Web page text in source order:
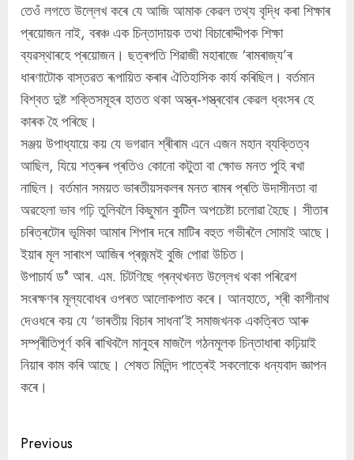
তেওঁ লগতে উল্লেখ কৰে যে আজি আমাক কেৱল তথ্য বৃদ্ধি কৰা শিক্ষাৰ
প্ৰয়োজন নাই, বৰঞ্চ এক চিন্তাদায়ক তথা বিচাৰোদ্দীপক শিক্ষা
ব্যৱস্থাৰহে প্ৰয়োজন। ছত্ৰপতি শিৱাজী মহাৰাজে ‘ৰামৰাজ্য’ৰ
ধাৰণাটোক বাস্তৱত ৰূপায়িত কৰাৰ ঐতিহাসিক কাৰ্য কৰিছিল। বৰ্তমান
বিশ্বত দুষ্ট শক্তিসমূহৰ হাতত থকা অস্ত্ৰ-শস্ত্ৰবোৰ কেৱল ধ্বংসৰ হে
কাৰক হৈ পৰিছে।
সঞ্জয় উপাধ্যায়ে কয় যে ভগৱান শ্ৰীৰাম এনে এজন মহান ব্যক্তিত্ব
আছিল, যিয়ে শত্ৰুৰ প্ৰতিও কোনো কটুতা বা ক্ষোভ মনত পুহি ৰখা
নাছিল। বৰ্তমান সময়ত ভাৰতীয়সকলৰ মনত ৰামৰ প্ৰতি উদাসীনতা বা
অৱহেলা ভাব গঢ়ি তুলিবলৈ কিছুমান কুটিল অপচেষ্টা চলোৱা হৈছে। সীতাৰ
চৰিত্ৰটোৰ ভূমিকা আমাৰ শিপাৰ দৰে মাটিৰ বহুত গভীৰলৈ সোমাই আছে।
ইয়াৰ মূল সাৰাংশ আজিৰ প্ৰজন্মই বুজি পোৱা উচিত।
উপাচাৰ্য ড° আৰ. এম. চিটণিছে গ্ৰন্থখনত উল্লেখ থকা পৰিৱেশ
সংৰক্ষণৰ মূল্যবোধৰ ওপৰত আলোকপাত কৰে। আনহাতে, শ্ৰী কাশীনাথ
দেওধৰে কয় যে ‘ভাৰতীয় বিচাৰ সাধনা’ই সমাজখনক একত্ৰিত আৰু
সম্প্ৰীতিপূৰ্ণ কৰি ৰাখিবলৈ মানুহৰ মাজলৈ গঠনমূলক চিন্তাধাৰা কঢ়িয়াই
নিয়াৰ কাম কৰি আছে। শেষত মিলিন্দ পাত্ৰেই সকলোকে ধন্যবাদ জ্ঞাপন
কৰে।
Continue
Previous